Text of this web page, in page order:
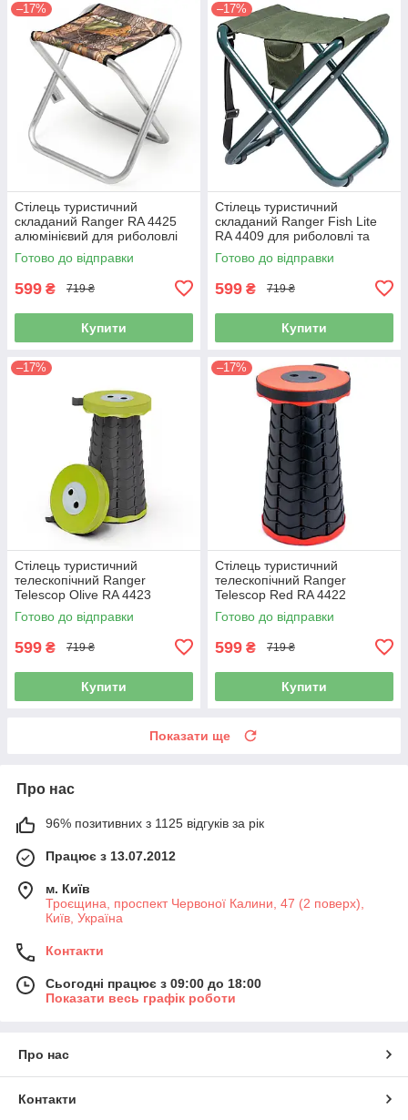
–17%
Стілець туристичний
складаний Ranger RA 4425
алюмінієвий для риболовлі
та пікніка
Готово до відправки
599 ₴ 719 ₴
Купити
–17%
Стілець туристичний
складаний Ranger Fish Lite
RA 4409 для риболовлі та
пікніка
Готово до відправки
599 ₴ 719 ₴
Купити
–17%
Стілець туристичний
телескопічний Ranger
Telescop Olive RA 4423
складаний
Готово до відправки
599 ₴ 719 ₴
Купити
–17%
Стілець туристичний
телескопічний Ranger
Telescop Red RA 4422
складаний
Готово до відправки
599 ₴ 719 ₴
Купити
Показати ще
Про нас
96% позитивних з 1125 відгуків за рік
Працює з 13.07.2012
м. Київ
Троєщина, проспект Червоної Калини, 47 (2 поверх),
Київ, Україна
Контакти
Сьогодні працює з 09:00 до 18:00
Показати весь графік роботи
Про нас
Контакти